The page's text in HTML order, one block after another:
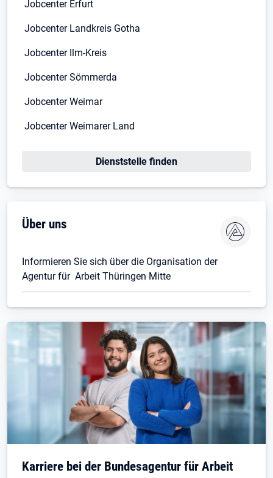
Jobcenter Erfurt
Jobcenter Landkreis Gotha
Jobcenter Ilm-Kreis
Jobcenter Sömmerda
Jobcenter Weimar
Jobcenter Weimarer Land
Öffnet in neuem Tab
Dienststelle finden
Über uns
Informieren Sie sich über die Organisation der
Agentur für Arbeit Thüringen Mitte
Karriere bei der Bundesagentur für Arbeit